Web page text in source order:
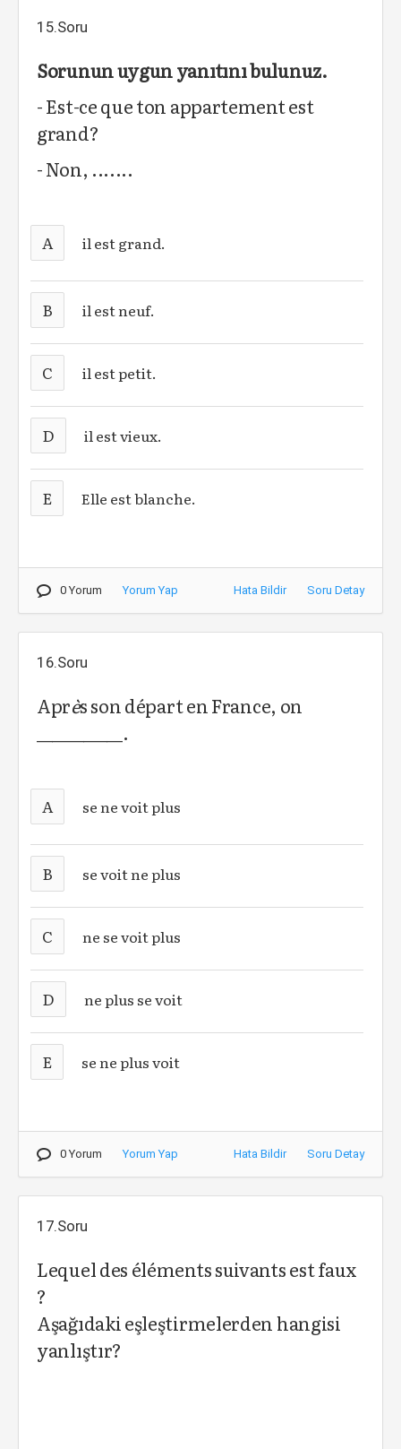
15.Soru
Sorunun uygun yanıtını bulunuz.
- Est-ce que ton appartement est
grand?
- Non, .......
A il est grand.
B il est neuf.
C il est petit.
D il est vieux.
E Elle est blanche.
0 Yorum Yorum Yap Hata Bildir Soru Detay
16.Soru
Après son départ en France, on
___________.
A se ne voit plus
B se voit ne plus
C ne se voit plus
D ne plus se voit
E se ne plus voit
0 Yorum Yorum Yap Hata Bildir Soru Detay
17.Soru
Lequel des éléments suivants est faux
?
Aşağıdaki eşleştirmelerden hangisi
yanlıştır?